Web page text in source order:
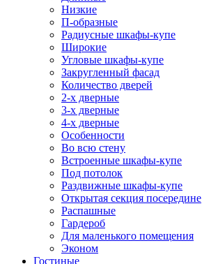
Низкие
П-образные
Радиусные шкафы-купе
Широкие
Угловые шкафы-купе
Закругленный фасад
Количество дверей
2-х дверные
3-х дверные
4-х дверные
Особенности
Во всю стену
Встроенные шкафы-купе
Под потолок
Раздвижные шкафы-купе
Открытая секция посередине
Распашные
Гардероб
Для маленького помещения
Эконом
Гостиные